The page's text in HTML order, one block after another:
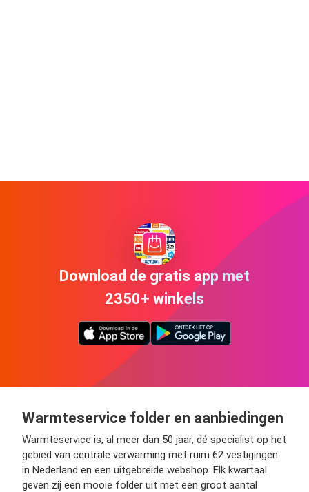
Download de gratis app met
2350+ winkels
Warmteservice folder en aanbiedingen
Warmteservice is, al meer dan 50 jaar, dé specialist op het
gebied van centrale verwarming met ruim 62 vestigingen
in Nederland en een uitgebreide webshop. Elk kwartaal
geven zij een mooie folder uit met een groot aantal